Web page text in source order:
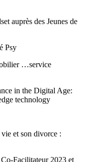
auprès des Jeunes de
Psy
…service
in the Digital Age:
technology
et son divorce :
Facilitateur 2023 et